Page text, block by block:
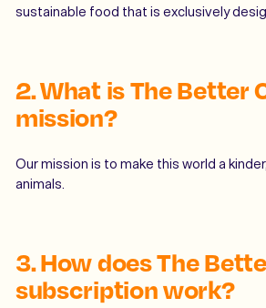
sustainable food that is exclusively
2. What is The Better
mission?
Our mission is to make this world a
animals.
3. How does The
subscription work?